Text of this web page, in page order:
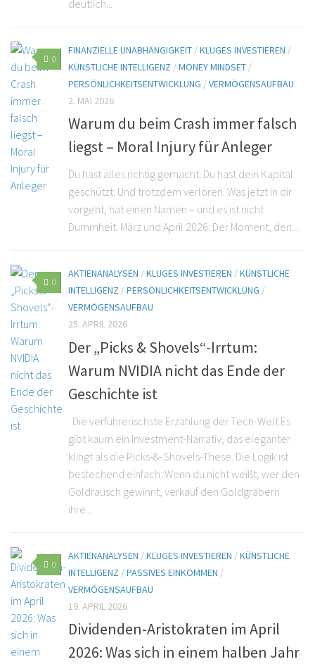
deutlich...
0
FINANZIELLE UNABHÄNGIGKEIT /KLUGES INVESTIEREN /
KÜNSTLICHE INTELLIGENZ /MONEY MINDSET /
PERSÖNLICHKEITSENTWICKLUNG /VERMÖGENSAUFBAU
2. MAI 2026
Warum du beim Crash immer falsch
liegst – Moral Injury für Anleger
Du hast alles richtig gemacht. Du hast dein Kapital
geschützt. Und trotzdem verloren. Was jetzt in dir
vorgeht, hat einen Namen – und es ist nicht
Dummheit. März und April 2026: Der Moment, den...
0
AKTIENANALYSEN /KLUGES INVESTIEREN /KÜNSTLICHE
INTELLIGENZ /PERSÖNLICHKEITSENTWICKLUNG /
VERMÖGENSAUFBAU
25. APRIL 2026
Der „Picks & Shovels“-Irrtum:
Warum NVIDIA nicht das Ende der
Geschichte ist
Die verführerischste Erzählung der Tech-Welt Es
gibt kaum ein Investment-Narrativ, das eleganter
klingt als die Picks-&-Shovels-These. Die Logik ist
bestechend einfach: Wenn du nicht weißt, wer den
Goldrausch gewinnt, verkauf den Goldgräbern
ihre...
0
AKTIENANALYSEN /KLUGES INVESTIEREN /KÜNSTLICHE
INTELLIGENZ /PASSIVES EINKOMMEN /
VERMÖGENSAUFBAU
19. APRIL 2026
Dividenden-Aristokraten im April
2026: Was sich in einem halben Jahr